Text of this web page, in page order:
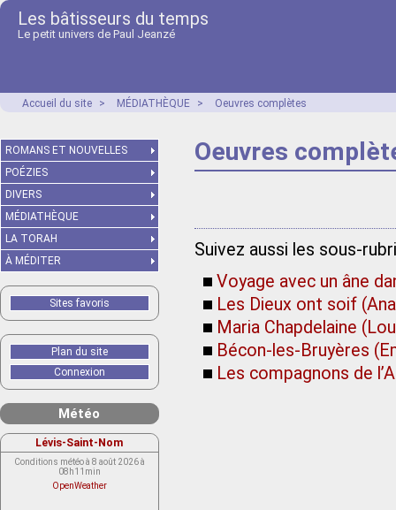
Les bâtisseurs du temps
Le petit univers de Paul Jeanzé
Accueil du site > MÉDIATHÈQUE > Oeuvres complètes
Oeuvres
Suivez aussi les sous-
Voyage avec un âne
Les Dieux ont soif
Maria Chapdelaine
Bécon-les-Bruyères
Les compagnons de
ROMANS ET NOUVELLES
POÉZIES
DIVERS
MÉDIATHÈQUE
LA TORAH
À MÉDITER
Sites favoris
Plan du site
Connexion
Météo
Lévis-Saint-Nom
Conditions météo à 8 août 2026 à
08h11min
OpenWeather